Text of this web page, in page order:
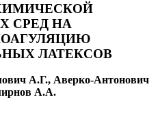
СРЕД НА
ЛАТЕКСОВ
А.Г., Аверко-Антонович
А.А.